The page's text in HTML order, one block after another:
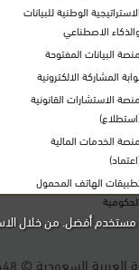
الاستراتيجية الوطنية للبيانات
الاصطناعي
منصة البيانات المفتوحة
المشاركة الالكترونية
منصة الاستشارات القانونية
منصة الخدمات المالية
الهاتف المحمول
السعودية ©
مستخدم أفضل. من خلال